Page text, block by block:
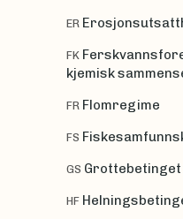
ER
FK
kjemisk
FR Flomregime
FS
GS
HF